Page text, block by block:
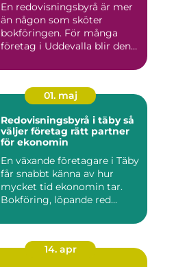
En redovisningsbyrå är mer
än någon som sköter
bokföringen. För många
företag i Uddevalla blir den
01. maj
Redovisningsbyrå i täby så
väljer företag rätt partner
för ekonomin
En växande företagare i Täby
får snabbt känna av hur
mycket tid ekonomin tar.
Bokföring, löpande red...
14. apr